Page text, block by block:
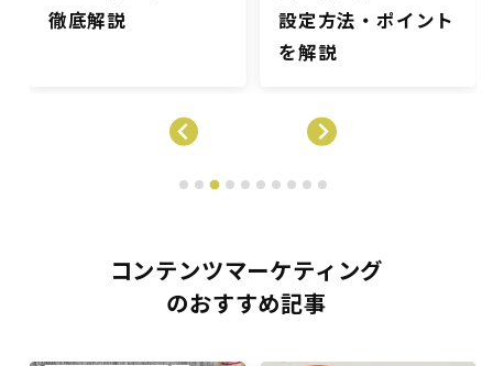
設定方法・ポイント
期、成功させるポイ
ントについて解説
コンテンツマーケティング
のおすすめ記事